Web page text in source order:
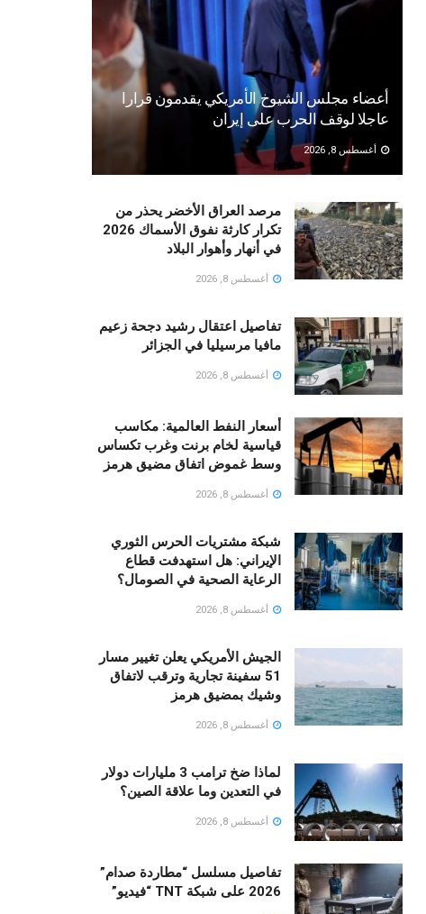
أعضاء مجلس الشيوخ الأمريكي يقدمون قرارا
عاجلا لوقف الحرب على إيران
أغسطس 8, 2026
مرصد العراق الأخضر يحذر من
تكرار كارثة نفوق الأسماك 2026
في أنهار وأهوار البلاد
أغسطس 8, 2026
تفاصيل اعتقال رشيد دجحة زعيم
مافيا مرسيليا في الجزائر
أغسطس 8, 2026
أسعار النفط العالمية: مكاسب
قياسية لخام برنت وغرب تكساس
وسط غموض اتفاق مضيق هرمز
أغسطس 8, 2026
شبكة مشتريات الحرس الثوري
الإيراني: هل استهدفت قطاع
الرعاية الصحية في الصومال؟
أغسطس 8, 2026
الجيش الأمريكي يعلن تغيير مسار
51 سفينة تجارية وترقب لاتفاق
وشيك بمضيق هرمز
أغسطس 8, 2026
لماذا ضخ ترامب 3 مليارات دولار
في التعدين وما علاقة الصين؟
أغسطس 8, 2026
تفاصيل مسلسل “مطاردة صدام”
2026 على شبكة TNT “فيديو”